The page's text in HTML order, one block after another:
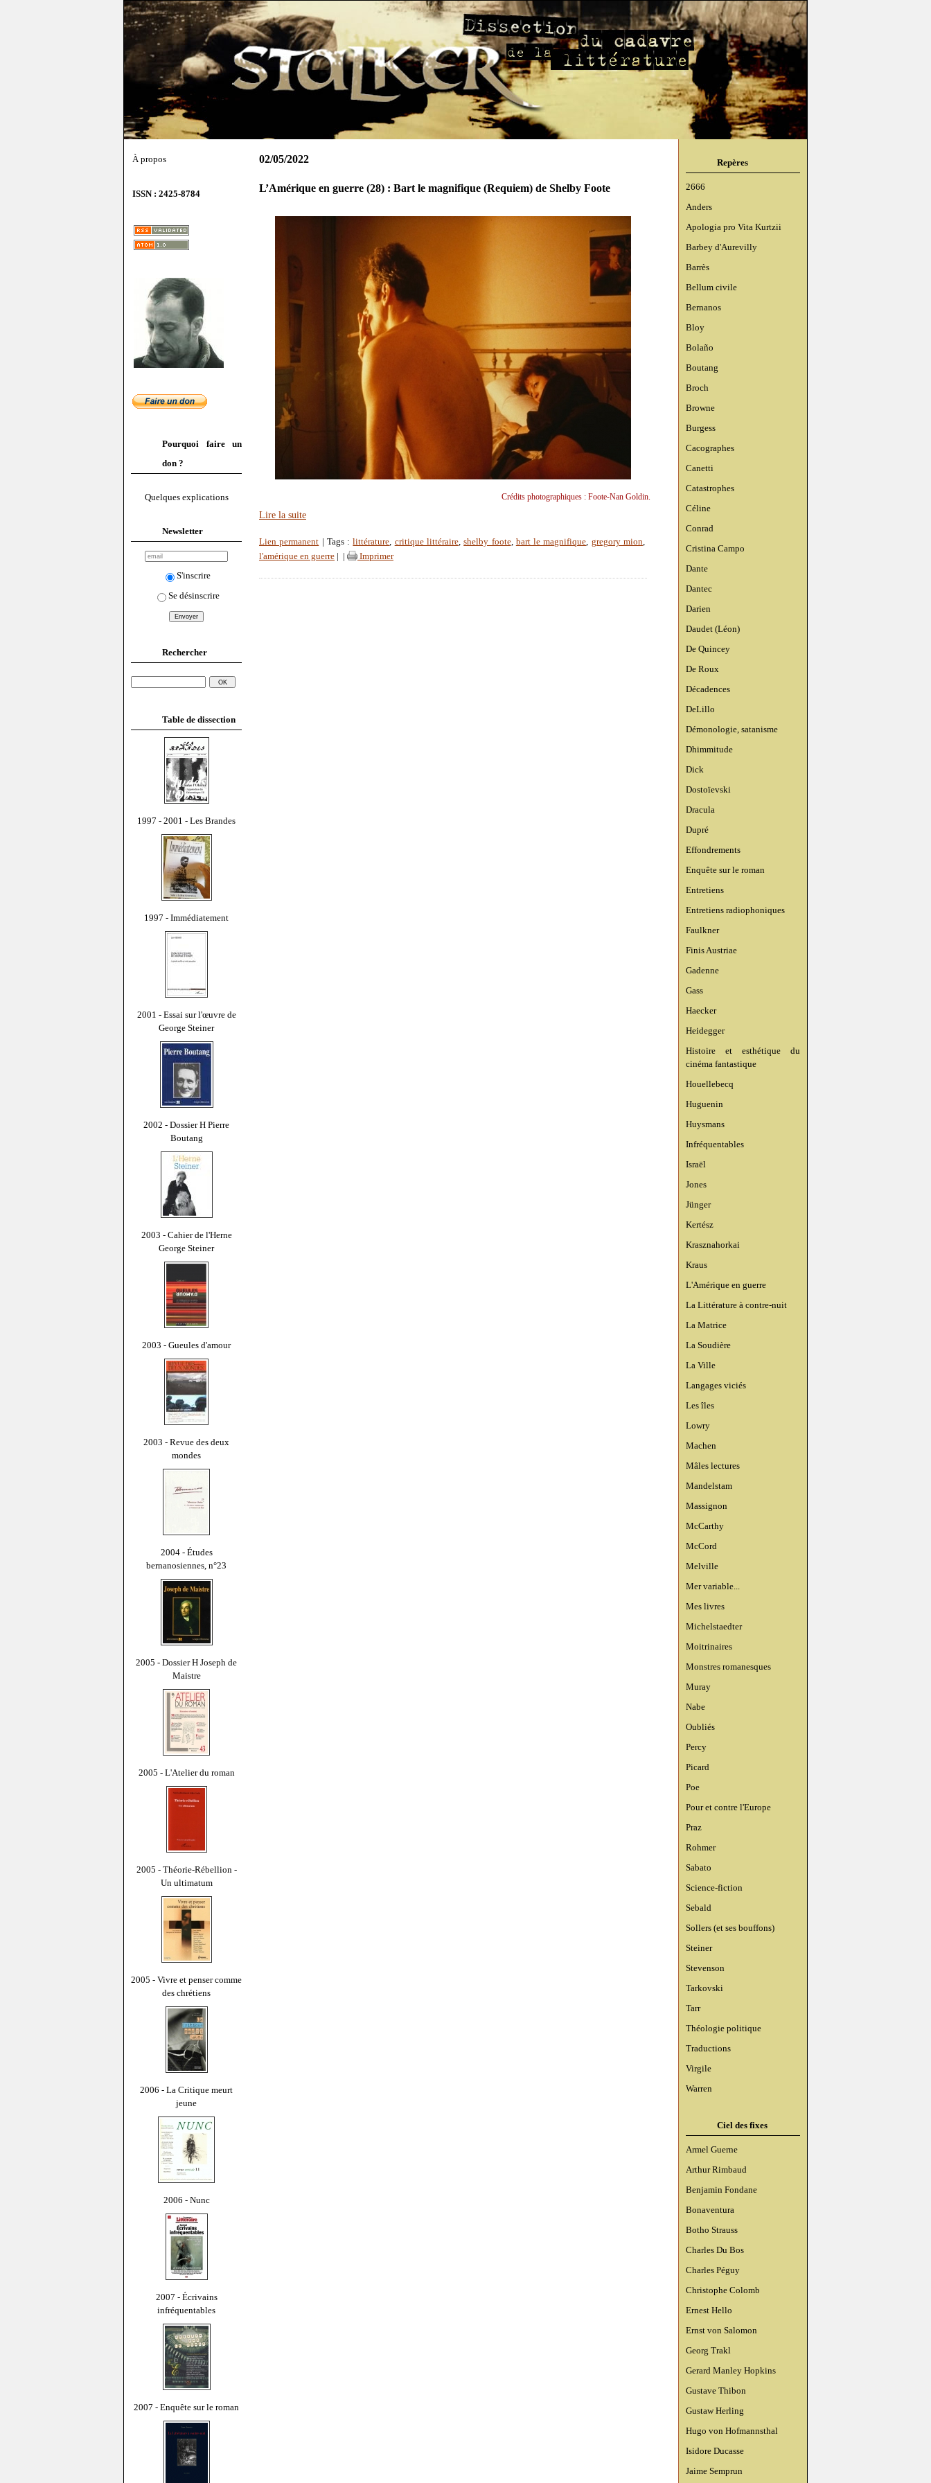
À propos
ISSN : 2425-8784
Pourquoi faire un
don ?
Quelques explications
Newsletter
S'inscrire
Se désinscrire
Rechercher
Table de dissection
1997 - 2001 - Les Brandes
1997 - Immédiatement
2001 - Essai sur l'œuvre de
George Steiner
2002 - Dossier H Pierre
Boutang
2003 - Cahier de l'Herne
George Steiner
2003 - Gueules d'amour
2003 - Revue des deux
mondes
2004 - Études
bernanosiennes, n°23
2005 - Dossier H Joseph de
Maistre
2005 - L'Atelier du roman
2005 - Théorie-Rébellion -
Un ultimatum
2005 - Vivre et penser comme
des chrétiens
2006 - La Critique meurt
jeune
2006 - Nunc
2007 - Écrivains
infréquentables
2007 - Enquête sur le roman
Repères
2666
Anders
Apologia pro Vita Kurtzii
Barbey d'Aurevilly
Barrès
Bellum civile
Bernanos
Bloy
Bolaño
Boutang
Broch
Browne
Burgess
Cacographes
Canetti
Catastrophes
Céline
Conrad
Cristina Campo
Dante
Dantec
Darien
Daudet (Léon)
De Quincey
De Roux
Décadences
DeLillo
Démonologie, satanisme
Dhimmitude
Dick
Dostoïevski
Dracula
Dupré
Effondrements
Enquête sur le roman
Entretiens
Entretiens radiophoniques
Faulkner
Finis Austriae
Gadenne
Gass
Haecker
Heidegger
Histoire et esthétique du
cinéma fantastique
Houellebecq
Huguenin
Huysmans
Infréquentables
Israël
Jones
Jünger
Kertész
Krasznahorkai
Kraus
L'Amérique en guerre
La Littérature à contre-nuit
La Matrice
La Soudière
La Ville
Langages viciés
Les îles
Lowry
Machen
Mâles lectures
Mandelstam
Massignon
McCarthy
McCord
Melville
Mer variable...
Mes livres
Michelstaedter
Moitrinaires
Monstres romanesques
Muray
Nabe
Oubliés
Percy
Picard
Poe
Pour et contre l'Europe
Praz
Rohmer
Sabato
Science-fiction
Sebald
Sollers (et ses bouffons)
Steiner
Stevenson
Tarkovski
Tarr
Théologie politique
Traductions
Virgile
Warren
Ciel des fixes
Armel Guerne
Arthur Rimbaud
Benjamin Fondane
Bonaventura
Botho Strauss
Charles Du Bos
Charles Péguy
Christophe Colomb
Ernest Hello
Ernst von Salomon
Georg Trakl
Gerard Manley Hopkins
Gustave Thibon
Gustaw Herling
Hugo von Hofmannsthal
Isidore Ducasse
Jaime Semprun
02/05/2022
L’Amérique en guerre (28) : Bart le magnifique (Requiem) de Shelby Foote
Crédits photographiques : Foote-Nan Goldin.
Lire la suite
Lien permanent | Tags :littérature, critique littéraire,shelby foote, bart le magnifique, gregory mion,
l'amérique en guerre
Imprimer